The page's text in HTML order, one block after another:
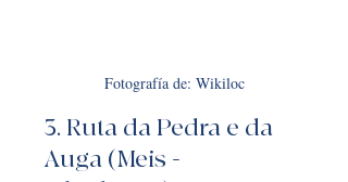
Fotografía de: Wikiloc
3. Ruta da Pedra e da
Auga (Meis -